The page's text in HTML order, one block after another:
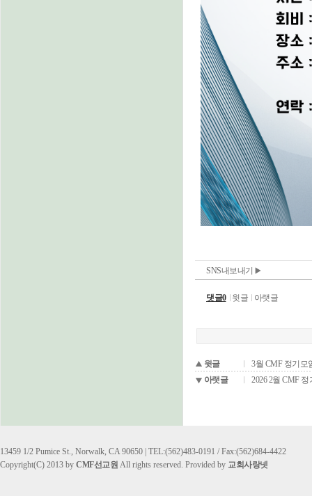
SNS내보내기
댓글0 윗글 아랫글
윗글
3월 CMF 정기모
아랫글
2026 2월 CMF
13459 1/2 Pumice St., Norwalk, CA 90650 | TEL:(562)483-0191 / Fax:(562)684-4422
Copyright(C) 2013 by CMF선교원 All rights reserved. Provided by 교회사랑넷